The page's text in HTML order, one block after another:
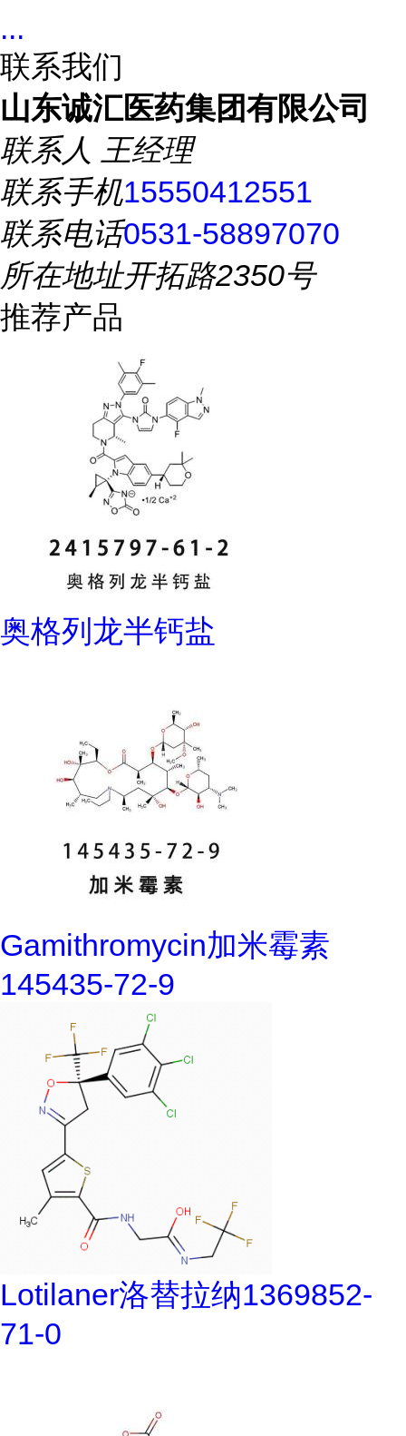
...
联系我们
山东诚汇医药集团有限公司
联系人 王经理
联系手机15550412551
联系电话0531-58897070
所在地址开拓路2350号
推荐产品
奥格列龙半钙盐
Gamithromycin加米霉素
145435-72-9
Lotilaner洛替拉纳1369852-
71-0